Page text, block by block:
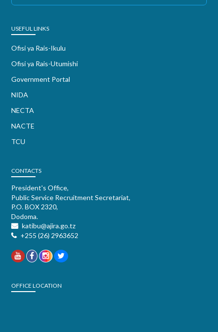
USEFUL LINKS
Ofisi ya Rais-Ikulu
Ofisi ya Rais-Utumishi
Government Portal
NIDA
NECTA
NACTE
TCU
CONTACTS
President's Office,
Public Service Recruitment Secretariat,
P.O. BOX 2320,
Dodoma.
katibu@ajira.go.tz
+255 (26) 2963652
OFFICE LOCATION